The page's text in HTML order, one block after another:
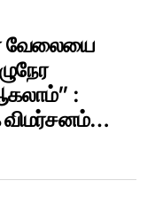
வேலையை
:
விமர்சனம்…